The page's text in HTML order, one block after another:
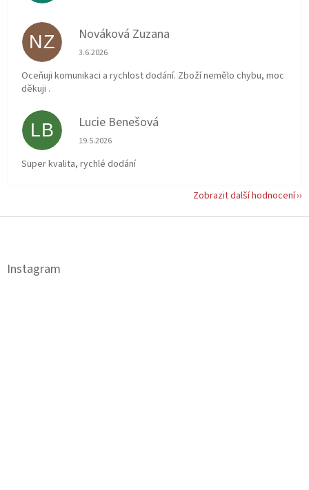
NZ Nováková Zuzana
Hodnocení obchodu je 5 z 5 hvězdiček.
3.6.2026
Oceňuji komunikaci a rychlost dodání. Zboží nemělo chybu, moc
děkuji .
LB Lucie Benešová
Hodnocení obchodu je 5 z 5 hvězdiček.
19.5.2026
Super kvalita, rychlé dodání
Zobrazit další hodnocení
Z
Instagram